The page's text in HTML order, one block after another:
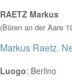
RAETZ Markus
(Büren an der Aare
Markus Raetz.
Luogo: Berlino